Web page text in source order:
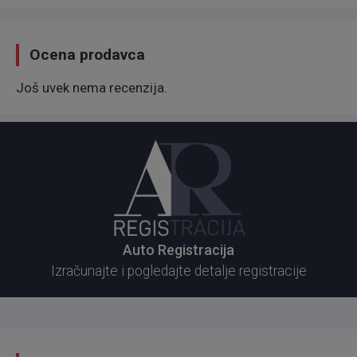
Ocena prodavca
Još uvek nema recenzija.
Auto Registracija
Izračunajte i pogledajte detalje registracije